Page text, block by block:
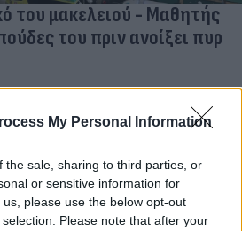
My Personal Information
the sale, sharing to third parties, or
or sensitive information for
please use the below opt-out
Please note that after your
του μακελειού - Μαθητής
του πριν ανοίξει πυρ